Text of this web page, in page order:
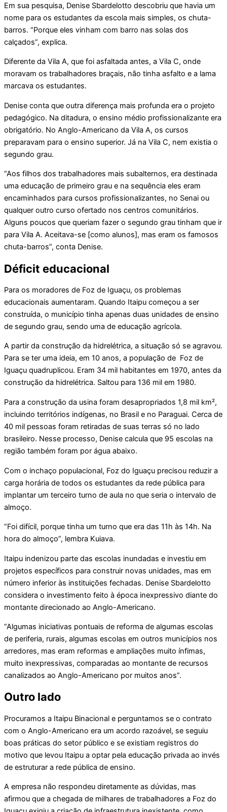
Em sua pesquisa, Denise Sbardelotto descobriu que havia um
nome para os estudantes da escola mais simples, os chuta-
barros. “Porque eles vinham com barro nas solas dos
calçados”, explica.
Diferente da Vila A, que foi asfaltada antes, a Vila C, onde
moravam os trabalhadores braçais, não tinha asfalto e a lama
marcava os estudantes.
Denise conta que outra diferença mais profunda era o projeto
pedagógico. Na ditadura, o ensino médio profissionalizante era
obrigatório. No Anglo-Americano da Vila A, os cursos
preparavam para o ensino superior. Já na Vila C, nem existia o
segundo grau.
“Aos filhos dos trabalhadores mais subalternos, era destinada
uma educação de primeiro grau e na sequência eles eram
encaminhados para cursos profissionalizantes, no Senai ou
qualquer outro curso ofertado nos centros comunitários.
Alguns poucos que queriam fazer o segundo grau tinham que ir
para Vila A. Aceitava-se [como alunos], mas eram os famosos
chuta-barros”, conta Denise.
Déficit educacional
Para os moradores de Foz de Iguaçu, os problemas
educacionais aumentaram. Quando Itaipu começou a ser
construída, o município tinha apenas duas unidades de ensino
de segundo grau, sendo uma de educação agrícola.
A partir da construção da hidrelétrica, a situação só se agravou.
Para se ter uma ideia, em 10 anos, a população de Foz de
Iguaçu quadruplicou. Eram 34 mil habitantes em 1970, antes da
construção da hidrelétrica. Saltou para 136 mil em 1980.
Para a construção da usina foram desapropriados 1,8 mil km²,
incluindo territórios indígenas, no Brasil e no Paraguai. Cerca de
40 mil pessoas foram retiradas de suas terras só no lado
brasileiro. Nesse processo, Denise calcula que 95 escolas na
região também foram por água abaixo.
Com o inchaço populacional, Foz do Iguaçu precisou reduzir a
carga horária de todos os estudantes da rede pública para
implantar um terceiro turno de aula no que seria o intervalo de
almoço.
“Foi difícil, porque tinha um turno que era das 11h às 14h. Na
hora do almoço”, lembra Kuiava.
Itaipu indenizou parte das escolas inundadas e investiu em
projetos específicos para construir novas unidades, mas em
número inferior às instituições fechadas. Denise Sbardelotto
considera o investimento feito à época inexpressivo diante do
montante direcionado ao Anglo-Americano.
“Algumas iniciativas pontuais de reforma de algumas escolas
de periferia, rurais, algumas escolas em outros municípios nos
arredores, mas eram reformas e ampliações muito ínfimas,
muito inexpressivas, comparadas ao montante de recursos
canalizados ao Anglo-Americano por muitos anos”.
Outro lado
Procuramos a Itaipu Binacional e perguntamos se o contrato
com o Anglo-Americano era um acordo razoável, se seguiu
boas práticas do setor público e se existiam registros do
motivo que levou Itaipu a optar pela educação privada ao invés
de estruturar a rede pública de ensino.
A empresa não respondeu diretamente as dúvidas, mas
afirmou que a chegada de milhares de trabalhadores a Foz do